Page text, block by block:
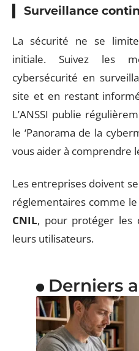
Surveillance
La sécurité ne se
initiale. Suivez les
cybersécurité en
site et en restant
L’ANSSI publie
le ‘Panorama de la
vous aider à comprendre
Les entreprises doivent
réglementaires comme le
CNIL, pour protéger les
leurs utilisateurs.
Derniers